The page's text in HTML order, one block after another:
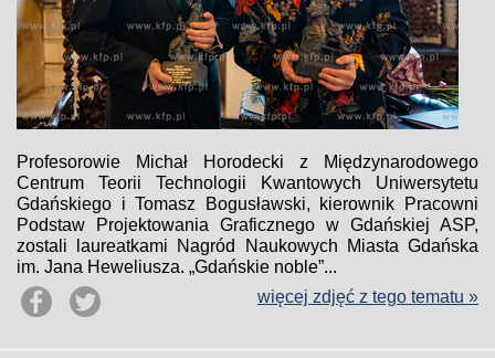
Profesorowie Michał Horodecki z Międzynarodowego
Centrum Teorii Technologii Kwantowych Uniwersytetu
Gdańskiego i Tomasz Bogusławski, kierownik Pracowni
Podstaw Projektowania Graficznego w Gdańskiej ASP,
zostali laureatkami Nagród Naukowych Miasta Gdańska
im. Jana Heweliusza. „Gdańskie noble”...
więcej zdjęć z tego tematu »